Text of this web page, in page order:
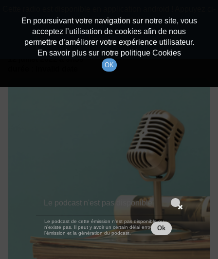
Détails De L'épisode
à 9h59
En poursuivant votre navigation sur notre site, vous
acceptez l’utilisation de cookies afin de nous
permettre d’améliorer votre expérience utilisateur.
En savoir plus sur notre politique Cookies
OK
dessous pour l'installer.
Non merci Télécharger l'application
Le podcast n'est pas disponible
Le podcast de cette émission n'est pas disponible ou
n'existe pas. Il peut y avoir un certain délai entre la fin de
l'émission et la génération du podcast.
Ok